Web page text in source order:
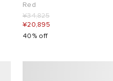
Red
¥34,825
¥20,895
40% off